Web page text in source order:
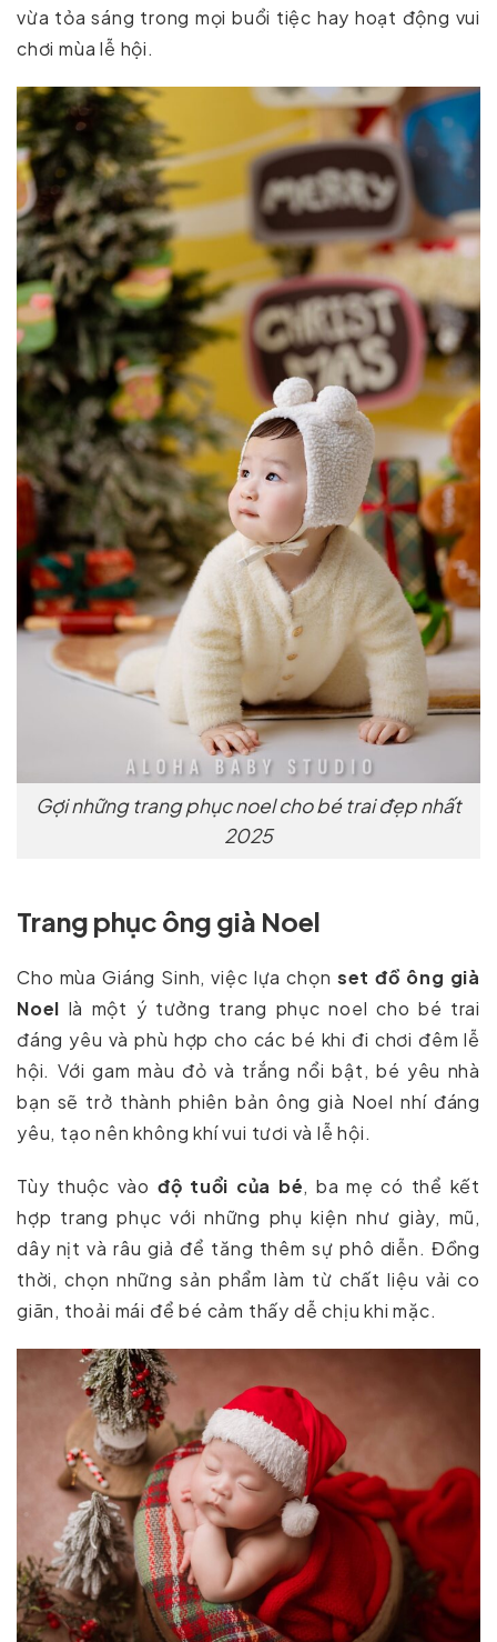
vừa tỏa sáng trong mọi buổi tiệc hay hoạt động vui
chơi mùa lễ hội.
Gợi những trang phục noel cho bé trai đẹp nhất
2025
Trang phục ông già Noel
Cho mùa Giáng Sinh, việc lựa chọn set đồ ông già
Noel là một ý tưởng trang phục noel cho bé trai
đáng yêu và phù hợp cho các bé khi đi chơi đêm lễ
hội. Với gam màu đỏ và trắng nổi bật, bé yêu nhà
bạn sẽ trở thành phiên bản ông già Noel nhí đáng
yêu, tạo nên không khí vui tươi và lễ hội.
Tùy thuộc vào độ tuổi của bé, ba mẹ có thể kết
hợp trang phục với những phụ kiện như giày, mũ,
dây nịt và râu giả để tăng thêm sự phô diễn. Đồng
thời, chọn những sản phẩm làm từ chất liệu vải co
giãn, thoải mái để bé cảm thấy dễ chịu khi mặc.